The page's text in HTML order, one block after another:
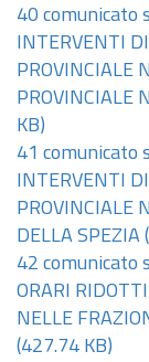
40 comunicato
INTERVENTI
PROVINCIALE
PROVINCIALE
KB)
41 comunicato
INTERVENTI
PROVINCIALE
DELLA SPEZIA
42 comunicato
ORARI
NELLE
(427.74 KB)